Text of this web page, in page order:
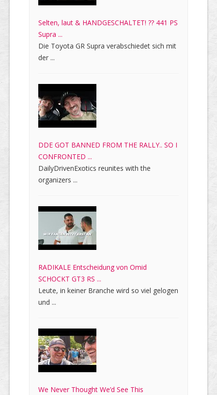
Selten, laut & HANDGESCHALTET! ?? 441 PS
Supra ...
Die Toyota GR Supra verabschiedet sich mit
der ...
DDE GOT BANNED FROM THE RALLY.. SO I
CONFRONTED ...
DailyDrivenExotics reunites with the
organizers ...
RADIKALE Entscheidung von Omid
SCHOCKT GT3 RS ...
Leute, in keiner Branche wird so viel gelogen
und ...
We Never Thought We’d See This